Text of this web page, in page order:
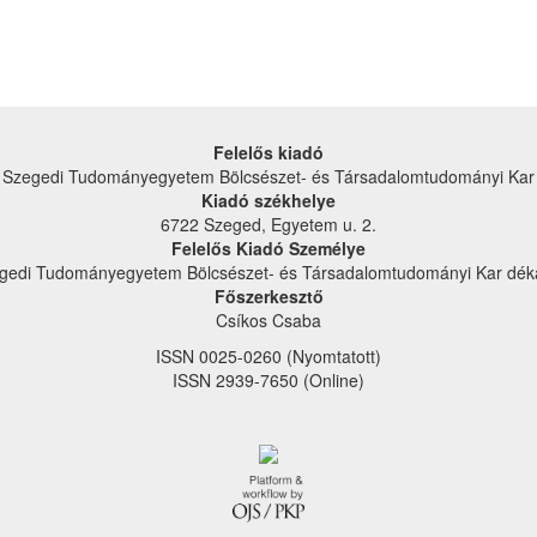
Felelős kiadó
Szegedi Tudományegyetem Bölcsészet- és Társadalom­tudományi Kar
Kiadó székhelye
6722 Szeged, Egyetem u. 2.
Felelős Kiadó Személye
Tudományegyetem Bölcsészet- és Társadalom­tudományi Kar
Főszerkesztő
Csíkos Csaba
ISSN 0025-0260 (Nyomtatott)
ISSN 2939-7650 (Online)